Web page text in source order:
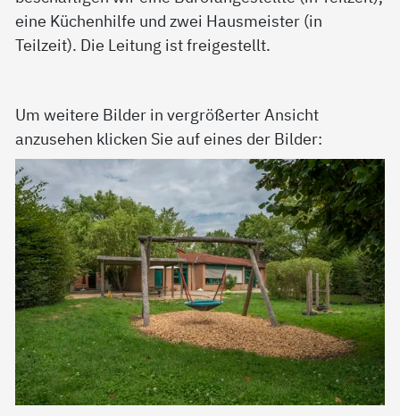
eine Küchenhilfe und zwei Hausmeister (in
Teilzeit). Die Leitung ist freigestellt.
Um weitere Bilder in vergrößerter Ansicht
anzusehen klicken Sie auf eines der Bilder: